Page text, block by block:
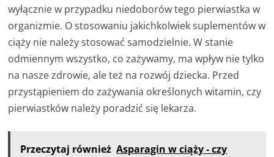
wyłącznie w przypadku niedoborów tego pierwiastka w
organizmie. O stosowaniu jakichkolwiek suplementów w
ciąży nie należy stosować samodzielnie. W stanie
odmiennym wszystko, co zażywamy, ma wpływ nie tylko
na nasze zdrowie, ale też na rozwój dziecka. Przed
przystąpieniem do zażywania określonych witamin, czy
pierwiastków należy poradzić się lekarza.
Przeczytaj również Asparagin w ciąży - czy